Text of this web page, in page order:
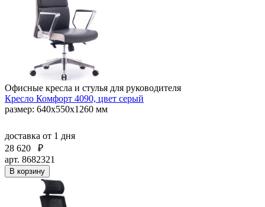
Офисные кресла и стулья для руководителя
Кресло Комфорт 4090, цвет серый
размер: 640х550х1260 мм
доставка от 1 дня
28 620
₽
арт. 8682321
В корзину